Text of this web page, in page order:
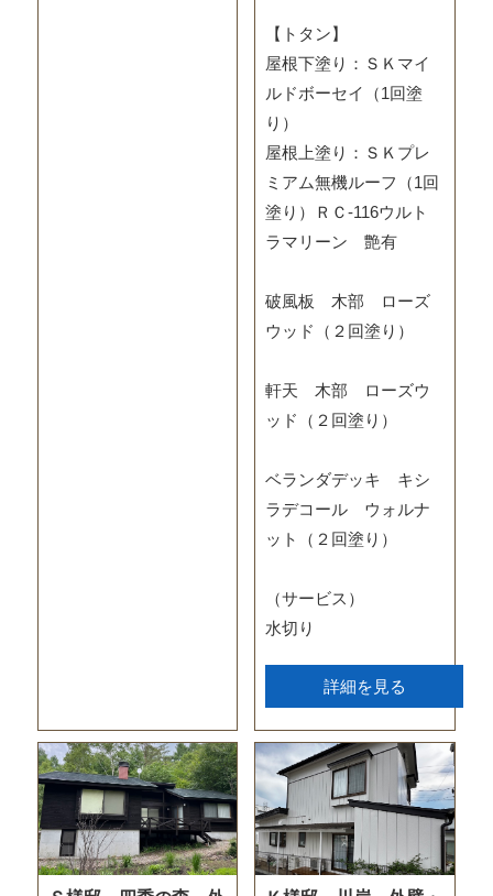
【トタン】
屋根下塗り：ＳＫマイ
ルドボーセイ（1回塗
り）
屋根上塗り：ＳＫプレ
ミアム無機ルーフ（1回
塗り）ＲＣ-116ウルト
ラマリーン 艶有
破風板 木部 ローズ
ウッド（２回塗り）
軒天 木部 ローズウ
ッド（２回塗り）
ベランダデッキ キシ
ラデコール ウォルナ
ット（２回塗り）
（サービス）
水切り
詳細を見る